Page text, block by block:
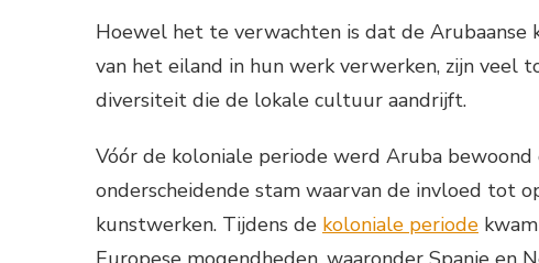
Hoewel het te verwachten is dat de Arubaanse
van het eiland in hun werk verwerken, zijn veel
diversiteit die de lokale cultuur aandrijft.
Vóór de koloniale periode werd Aruba bewoond
onderscheidende stam waarvan de invloed tot
kunstwerken. Tijdens de koloniale periode